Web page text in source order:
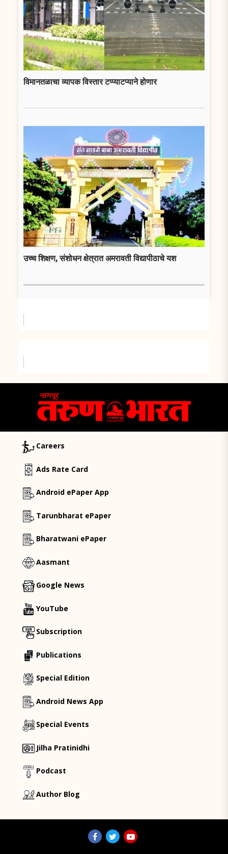
विमानतळाचा व्यापक विस्तार टप्प्याटप्याने होणार
उच्च शिक्षण, संशोधन क्षेत्रात अमरावती विद्यापीठाचे यश
Careers
Ads Rate Card
Android ePaper App
Tarunbharat ePaper
Bharatwani ePaper
Aasmant
Google News
YouTube
Subscription
Publications
Special Edition
Android News App
Special Events
Jilha Pratinidhi
Podcast
Author Blog